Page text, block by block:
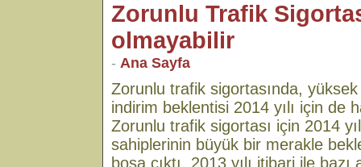
Zorunlu Trafik
olmayabilir
- Ana Sayfa
Zorunlu trafik sigortasında, yüksek
indirim beklentisi 2014 yılı için de
Zorunlu trafik sigortası için 2014
sahiplerinin büyük bir merakle
boşa çıktı. 2013 yılı itibari ile